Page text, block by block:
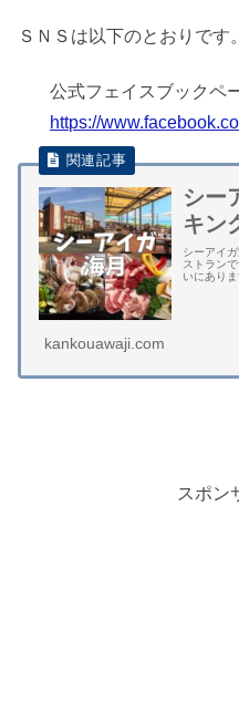
ＳＮＳは以下のとおりです。
公式フェイスブックペ
https://
シー
キン
シーアイ
ストラン
いにあり
kankouawaji.com
スポン